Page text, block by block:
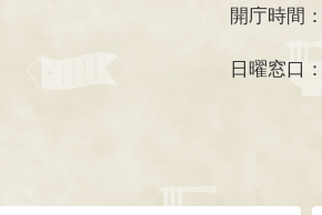
開庁時間：
日曜窓口：